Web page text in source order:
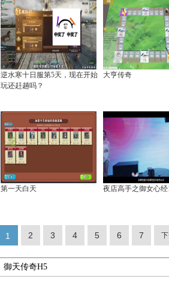
逆水寒十日服第5天，现在开始
玩还赶趟吗？
大亨传奇
第一天白天 夜店高手之御女心经
1 2 3 4 5 6 7